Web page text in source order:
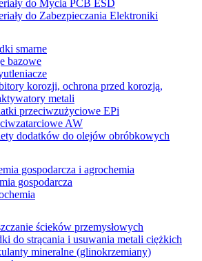
do Mycia PCB ESD
do Zabezpieczania Elektroniki
smarne
bazowe
korozji, ochrona przed korozją,
metali
przeciwzużyciowe EPi
AW
dodatków do olejów obróbkowych
gospodarcza i agrochemia
gospodarcza
ścieków przemysłowych
do strącania i usuwania metali ciężkich
mineralne (glinokrzemiany)